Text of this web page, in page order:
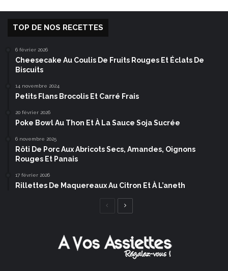
TOP DE NOS RECETTES
6 février 2026
Cheesecake Au Coulis De Fruits Rouges Et Éclats De
Biscuits
14 novembre 2024
Petits Flans Brocolis Et Carré Frais
20 février 2026
Poke Bowl Au Thon Et À La Sauce Soja Sucrée
6 novembre 2025
Rôti De Porc Aux Abricots Secs, Amandes, Oignons
Rouges Et Panais
17 février 2026
Rillettes De Maquereaux Au Citron Et À L’aneth
Page